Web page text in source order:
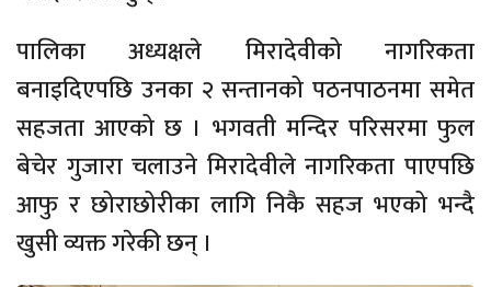
पालिका अध्यक्षले मिरादेवीको नागरिकता
बनाइदिएपछि उनका २ सन्तानको पठनपाठनमा समेत
सहजता आएको छ । भगवती मन्दिर परिसरमा फुल
बेचेर गुजारा चलाउने मिरादेवीले नागरिकता पाएपछि
आफु र छोराछोरीका लागि निकै सहज भएको भन्दै
खुसी व्यक्त गरेकी छन् ।